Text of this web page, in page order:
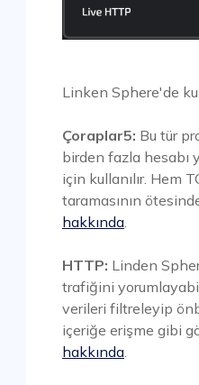
Linken Sphere'de
Çoraplar5: Bu tür
birden fazla
için kullanılır. Hem
taramasının
hakkında.
HTTP: Linden
trafiğini
verileri filtreleyip
içeriğe erişme gibi
hakkında.